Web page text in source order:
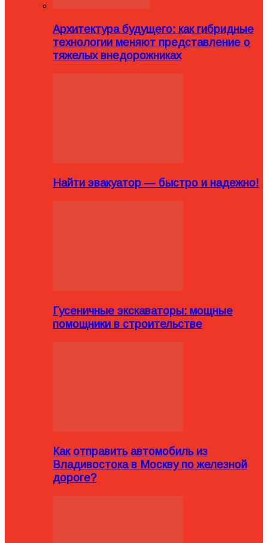
Архитектура будущего: как гибридные
технологии меняют представление о
тяжелых внедорожниках
Найти эвакуатор — быстро и надежно!
Гусеничные экскаваторы: мощные
помощники в строительстве
Как отправить автомобиль из
Владивостока в Москву по железной
дороге?